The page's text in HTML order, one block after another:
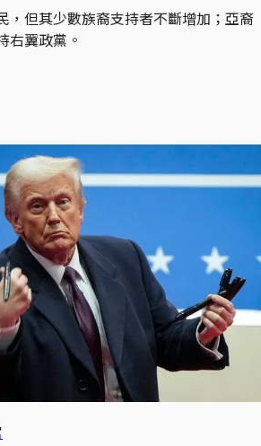
，但其少數族裔支持者不斷增加；亞裔
右翼政黨。